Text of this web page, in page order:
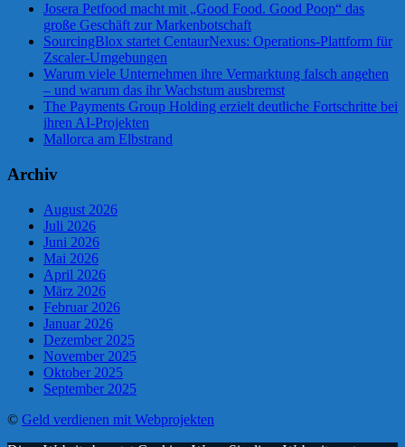
Josera Petfood macht mit „Good Food. Good Poop“ das
große Geschäft zur Markenbotschaft
SourcingBlox startet CentaurNexus: Operations-Plattform für
Zscaler-Umgebungen
Warum viele Unternehmen ihre Vermarktung falsch angehen
– und warum das ihr Wachstum ausbremst
The Payments Group Holding erzielt deutliche Fortschritte bei
ihren AI-Projekten
Mallorca am Elbstrand
Archiv
August 2026
Juli 2026
Juni 2026
Mai 2026
April 2026
März 2026
Februar 2026
Januar 2026
Dezember 2025
November 2025
Oktober 2025
September 2025
© Geld verdienen mit Webprojekten